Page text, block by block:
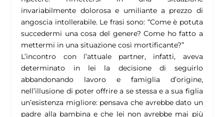
invariabilmente dolorosa e umiliante a prezzo di
angoscia intollerabile. Le frasi sono: “Come è potuta
succedermi una cosa del genere? Come ho fatto a
mettermi in una situazione così mortificante?”
L’incontro con l’attuale partner, infatti, aveva
determinato in lei la decisione di seguirlo
abbandonando lavoro e famiglia d’origine,
nell’illusione di poter offrire a se stessa e a sua figlia
un’esistenza migliore: pensava che avrebbe dato un
padre alla bambina e che lei non avrebbe mai più